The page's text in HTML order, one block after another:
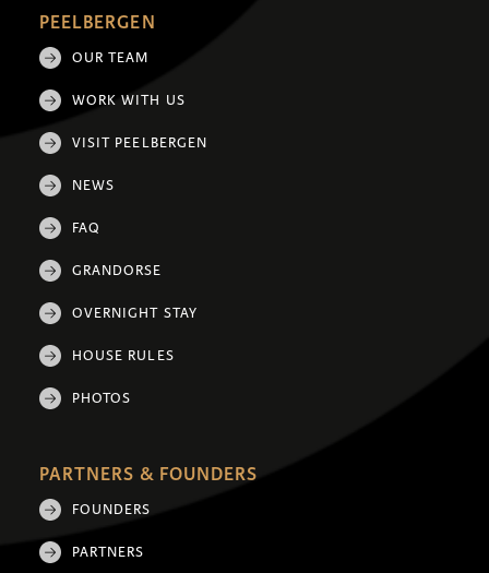
PEELBERGEN
OUR TEAM
WORK WITH US
VISIT PEELBERGEN
NEWS
FAQ
GRANDORSE
OVERNIGHT STAY
HOUSE RULES
PHOTOS
PARTNERS & FOUNDERS
FOUNDERS
PARTNERS